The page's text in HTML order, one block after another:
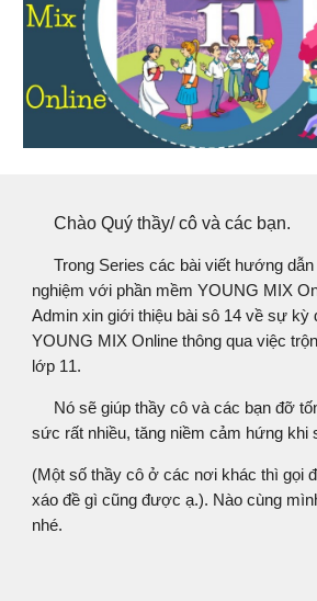
Chào Quý thầy/ cô và các bạn.
Trong Series các bài viết hướng dẫn
nghiệm với phần mềm YOUNG MIX
Admin xin giới thiệu bài sô 14 về sự kỳ
YOUNG MIX Online thông qua việc
lớp 11.
Nó sẽ giúp thầy cô và các bạn đỡ
sức rất nhiều, tăng niềm cảm hứng khi
(Một số thầy cô ở các nơi khác thì gọi
xáo đề gì cũng được ạ.). Nào cùng
nhé.